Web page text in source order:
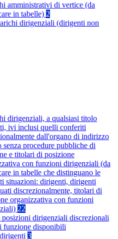
amministrativi di vertice (da
in tabelle) 2
dirigenziali (dirigenti non
dirigenziali, a qualsiasi titolo
ivi inclusi quelli conferiti
dall'organo di indirizzo
senza procedure pubbliche di
e titolari di posizione
con funzioni dirigenziali (da
in tabelle che distinguano le
situazioni: dirigenti, dirigenti
discrezionalmente, titolari di
organizzativa con funzioni
22
posizioni dirigenziali discrezionali
funzione disponibili
3